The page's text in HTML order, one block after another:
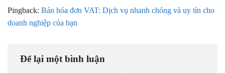
Pingback: Bán hóa đơn VAT: Dịch vụ nhanh chóng và uy tín cho
doanh nghiệp của bạn
Để lại một bình luận